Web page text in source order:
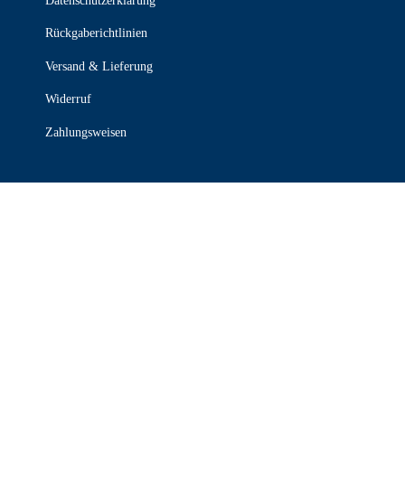
Rückgaberichtlinien
Versand & Lieferung
Widerruf
Zahlungsweisen
KONTAKT